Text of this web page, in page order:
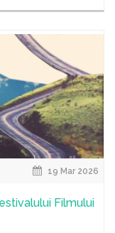
19 Mar 2026
Filmului